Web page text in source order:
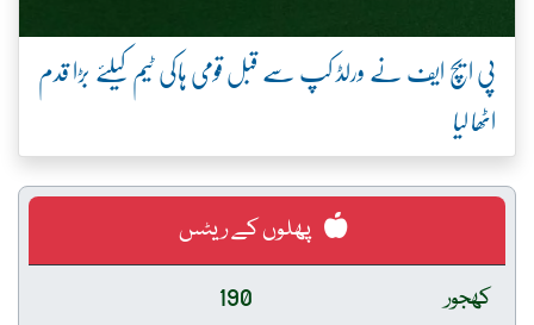
پی ایچ ایف نے ورلڈ کپ سے قبل قومی ہاکی ٹیم کیلئے بڑا قدم
اٹھا لیا
پھلوں کے ریٹس
کھجور
190